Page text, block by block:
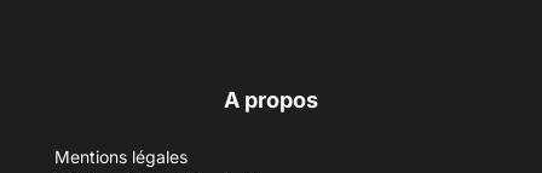
A propos
Mentions légales